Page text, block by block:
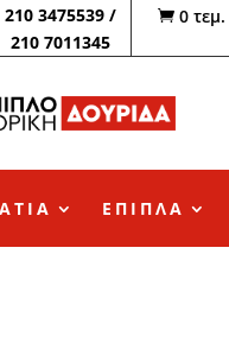
210 3475539 /
210 7011345
 0 τεμ.
ΕΠΙΠΛΑ